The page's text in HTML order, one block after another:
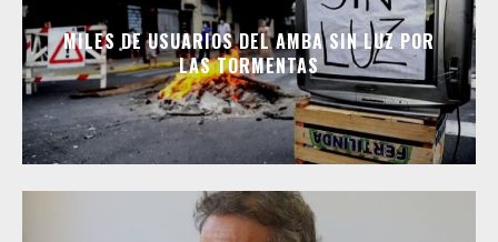
MILES DE USUARIOS DEL AMBA SIN LUZ POR
LAS TORMENTAS